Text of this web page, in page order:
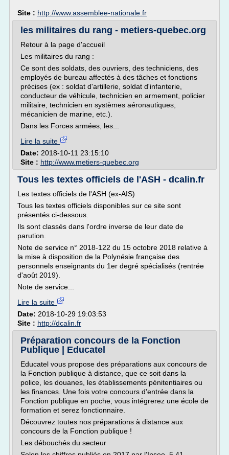
Site : http://www.assemblee-nationale.fr
les militaires du rang - metiers-quebec.org
Retour à la page d'accueil
Les militaires du rang :
Ce sont des soldats, des ouvriers, des techniciens, des
employés de bureau affectés à des tâches et fonctions
précises (ex : soldat d'artillerie, soldat d'infanterie,
conducteur de véhicule, technicien en armement, policier
militaire, technicien en systèmes aéronautiques,
mécanicien de marine, etc.).
Dans les Forces armées, les...
Lire la suite
Date: 2018-10-11 23:15:10
Site : http://www.metiers-quebec.org
Tous les textes officiels de l'ASH - dcalin.fr
Les textes officiels de l'ASH (ex-AIS)
Tous les textes officiels disponibles sur ce site sont
présentés ci-dessous.
Ils sont classés dans l'ordre inverse de leur date de
parution.
Note de service n° 2018-122 du 15 octobre 2018 relative à
la mise à disposition de la Polynésie française des
personnels enseignants du 1er degré spécialisés (rentrée
d'août 2019).
Note de service...
Lire la suite
Date: 2018-10-29 19:03:53
Site : http://dcalin.fr
Préparation concours de la Fonction
Publique | Educatel
Educatel vous propose des préparations aux concours de
la Fonction publique à distance, que ce soit dans la
police, les douanes, les établissements pénitentiaires ou
les finances. Une fois votre concours d'entrée dans la
Fonction publique en poche, vous intégrerez une école de
formation et serez fonctionnaire.
Découvrez toutes nos préparations à distance aux
concours de la Fonction publique !
Les débouchés du secteur